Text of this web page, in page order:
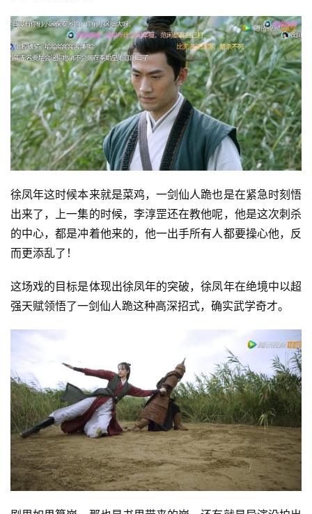
徐凤年这时候本来就是菜鸡，一剑仙人跪也是在紧急时刻悟
出来了，上一集的时候，李淳罡还在教他呢，他是这次刺杀
的中心，都是冲着他来的，他一出手所有人都要操心他，反
而更添乱了！
这场戏的目标是体现出徐凤年的突破，徐凤年在绝境中以超
强天赋领悟了一剑仙人跪这种高深招式，确实武学奇才。